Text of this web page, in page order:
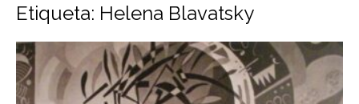
Hoy
Etiqueta: Helena Blavatsky